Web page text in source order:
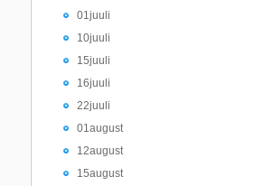
01juuli
10juuli
15juuli
16juuli
22juuli
01august
12august
15august